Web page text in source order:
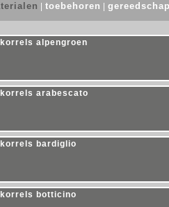
toebehoren
alpengroen
arabescato
bardiglio
botticino